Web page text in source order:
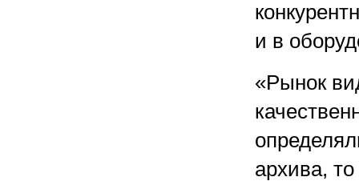
и в
«Рынок
архива,